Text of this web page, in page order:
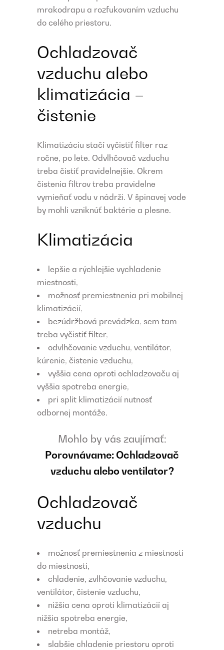
mrakodrapu a rozfukovaním vzduchu
do celého priestoru.
Ochladzovač
vzduchu alebo
klimatizácia –
čistenie
Klimatizáciu stačí vyčistiť filter raz
ročne, po lete. Odvlhčovač vzduchu
treba čistiť pravidelnejšie. Okrem
čistenia filtrov treba pravidelne
vymieňať vodu v nádrži. V špinavej vode
by mohli vzniknúť baktérie a plesne.
Klimatizácia
lepšie a rýchlejšie vychladenie
miestnosti,
možnosť premiestnenia pri mobilnej
klimatizácií,
bezúdržbová prevádzka, sem tam
treba vyčistiť filter,
odvlhčovanie vzduchu, ventilátor,
kúrenie, čistenie vzduchu,
vyššia cena oproti ochladzovaču aj
vyššia spotreba energie,
pri split klimatizácií nutnosť
odbornej montáže.
Mohlo by vás zaujímať:
Porovnávame: Ochladzovač
vzduchu alebo ventilator?
Ochladzovač
vzduchu
možnosť premiestnenia z miestnosti
do miestnosti,
chladenie, zvlhčovanie vzduchu,
ventilátor, čistenie vzduchu,
nižšia cena oproti klimatizácií aj
nižšia spotreba energie,
netreba montáž,
slabšie chladenie priestoru oproti